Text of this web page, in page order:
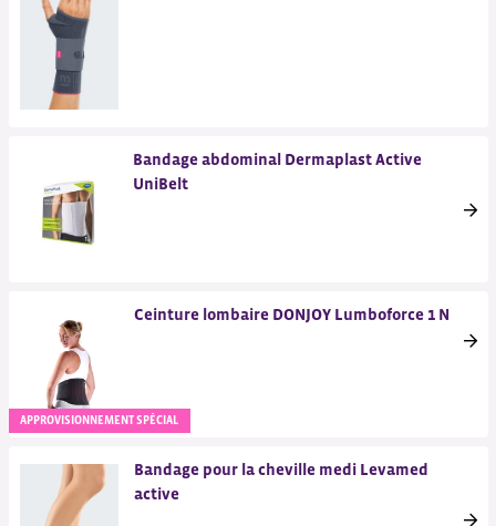
Bandage abdominal Dermaplast Active
UniBelt
APPROVISIONNEMENT SPÉCIAL
Ceinture lombaire DONJOY Lumboforce 1 N
Bandage pour la cheville medi Levamed
active